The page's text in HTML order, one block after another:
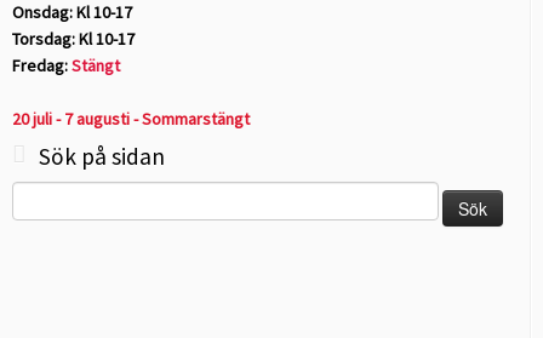
Onsdag: Kl 10-17
Torsdag: Kl 10-17
Fredag:Stängt
20 juli - 7 augusti - Sommarstängt
Sök på sidan
efter: